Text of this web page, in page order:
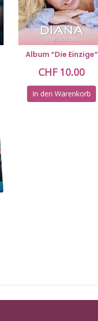
Album “Die Einzige”
CHF10.00
In den Warenkorb